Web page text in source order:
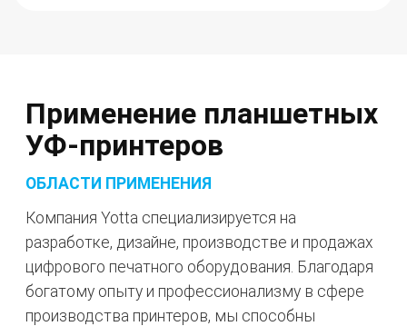
Применение планшетных
УФ-принтеров
ОБЛАСТИ ПРИМЕНЕНИЯ
Компания Yotta специализируется на
разработке, дизайне, производстве и продажах
цифрового печатного оборудования. Благодаря
богатому опыту и профессионализму в сфере
производства принтеров, мы способны